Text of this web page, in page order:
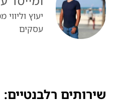
יעוץ
עסקים
שירותים רלבנטיים: